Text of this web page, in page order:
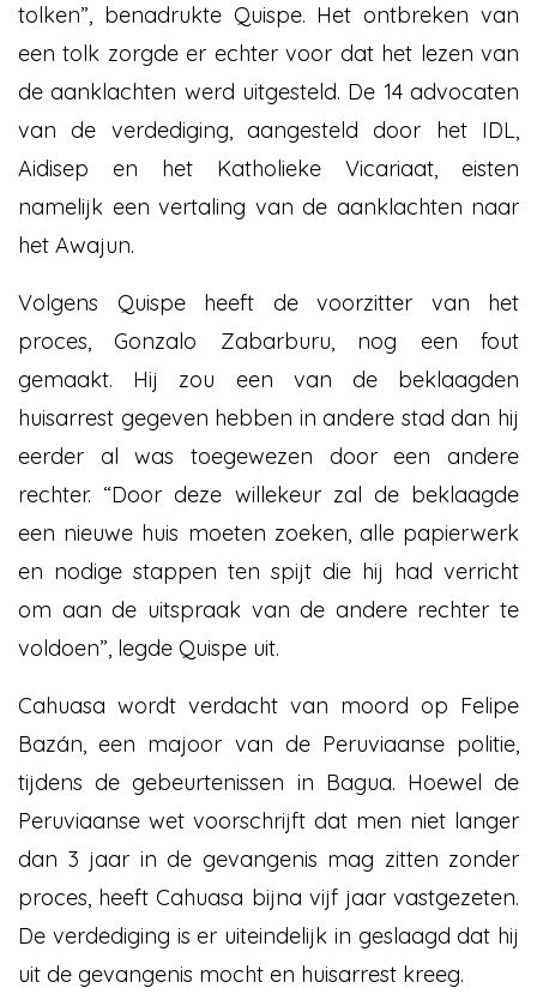
tolken”, benadrukte Quispe. Het ontbreken van
een tolk zorgde er echter voor dat het lezen van
de aanklachten werd uitgesteld. De 14 advocaten
van de verdediging, aangesteld door het IDL,
Aidisep en het Katholieke Vicariaat, eisten
namelijk een vertaling van de aanklachten naar
het Awajun.
Volgens Quispe heeft de voorzitter van het
proces, Gonzalo Zabarburu, nog een fout
gemaakt. Hij zou een van de beklaagden
huisarrest gegeven hebben in andere stad dan hij
eerder al was toegewezen door een andere
rechter. “Door deze willekeur zal de beklaagde
een nieuwe huis moeten zoeken, alle papierwerk
en nodige stappen ten spijt die hij had verricht
om aan de uitspraak van de andere rechter te
voldoen”, legde Quispe uit.
Cahuasa wordt verdacht van moord op Felipe
Bazán, een majoor van de Peruviaanse politie,
tijdens de gebeurtenissen in Bagua. Hoewel de
Peruviaanse wet voorschrijft dat men niet langer
dan 3 jaar in de gevangenis mag zitten zonder
proces, heeft Cahuasa bijna vijf jaar vastgezeten.
De verdediging is er uiteindelijk in geslaagd dat hij
uit de gevangenis mocht en huisarrest kreeg.